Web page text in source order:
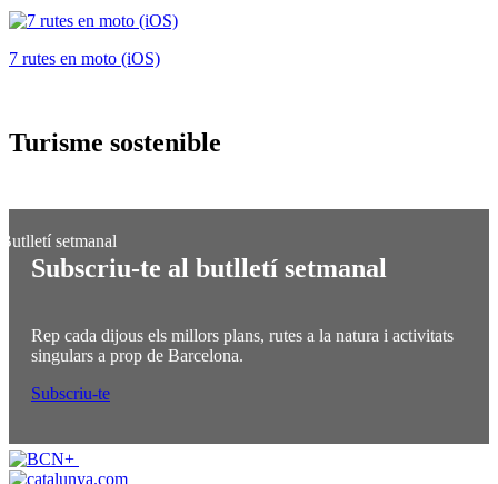
7 rutes en moto (iOS)
Turisme sostenible
Subscriu-te al butlletí setmanal
Rep cada dijous els millors plans, rutes a la natura i activitats
singulars a prop de Barcelona.
Subscriu-te